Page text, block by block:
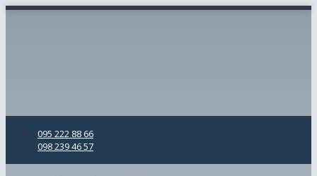
095 222 88 66
098 239 46 57